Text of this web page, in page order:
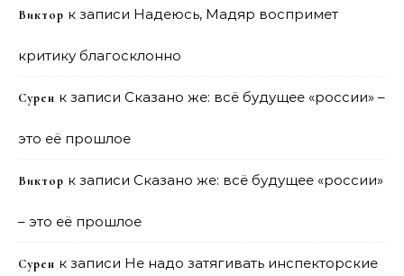
Виктор к записи Надеюсь, Мадяр воспримет
критику благосклонно
Сурен к записи Сказано же: всё будущее «россии» –
это её прошлое
Виктор к записи Сказано же: всё будущее «россии»
– это её прошлое
Сурен к записи Не надо затягивать инспекторские